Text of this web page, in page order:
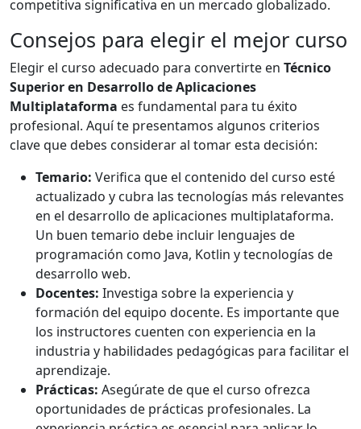
competitiva significativa en un mercado globalizado.
Consejos para elegir el mejor curso
Elegir el curso adecuado para convertirte en Técnico
Superior en Desarrollo de Aplicaciones
Multiplataforma es fundamental para tu éxito
profesional. Aquí te presentamos algunos criterios
clave que debes considerar al tomar esta decisión:
Temario: Verifica que el contenido del curso esté
actualizado y cubra las tecnologías más relevantes
en el desarrollo de aplicaciones multiplataforma.
Un buen temario debe incluir lenguajes de
programación como Java, Kotlin y tecnologías de
desarrollo web.
Docentes: Investiga sobre la experiencia y
formación del equipo docente. Es importante que
los instructores cuenten con experiencia en la
industria y habilidades pedagógicas para facilitar el
aprendizaje.
Prácticas: Asegúrate de que el curso ofrezca
oportunidades de prácticas profesionales. La